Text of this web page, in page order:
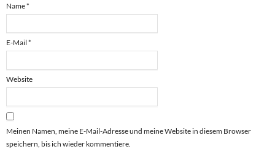
Name*
E-Mail *
Website
Meinen Namen, meine E-Mail-Adresse und meine Website in diesem Browser
speichern, bis ich wieder kommentiere.